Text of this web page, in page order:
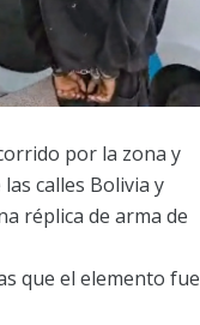
por la zona y
calles Bolivia y
réplica de arma de
que el elemento fue